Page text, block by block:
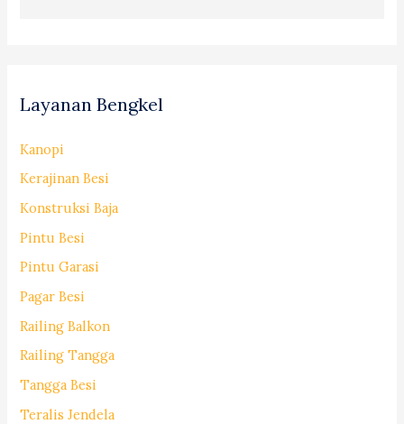
Layanan Bengkel
Kanopi
Kerajinan Besi
Konstruksi Baja
Pintu Besi
Pintu Garasi
Pagar Besi
Railing Balkon
Railing Tangga
Tangga Besi
Teralis Jendela